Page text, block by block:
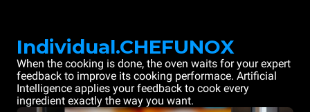
Individual.CHEFUNOX
When the cooking is done, the oven waits for your expert
feedback to improve its cooking performace. Artificial
Intelligence applies your feedback to cook every
ingredient exactly the way you want.